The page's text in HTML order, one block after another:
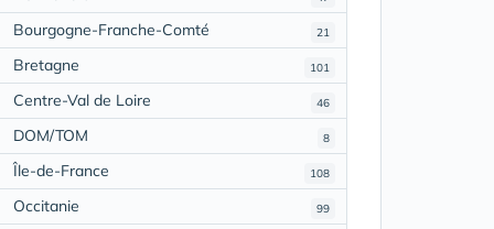
21
Bourgogne-Franche-Comté
101
Bretagne
46
Centre-Val de Loire
8
DOM/TOM
108
Île-de-France
99
Occitanie